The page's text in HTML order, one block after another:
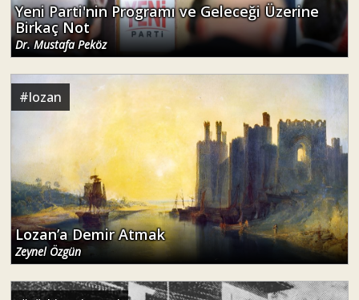
Yeni Parti'nin Programı ve Geleceği Üzerine
Birkaç Not
Dr. Mustafa Peköz
#lozan
Lozan’a Demir Atmak
Zeynel Özgün